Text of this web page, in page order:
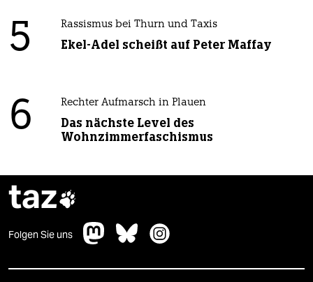
5 Rassismus bei Thurn und Taxis
Ekel-Adel scheißt auf Peter Maffay
6 Rechter Aufmarsch in Plauen
Das nächste Level des
Wohnzimmerfaschismus
taz
Folgen Sie uns